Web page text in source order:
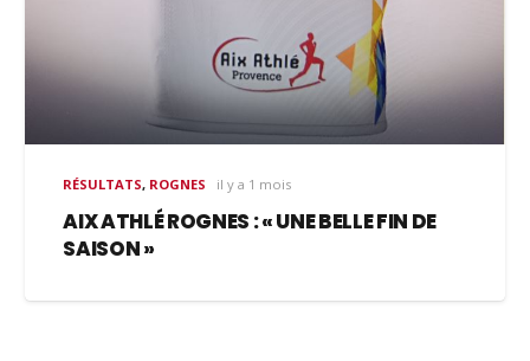
RÉSULTATS, ROGNES il y a 1 mois
AIX ATHLÉ ROGNES : « UNE BELLE FIN DE
SAISON »